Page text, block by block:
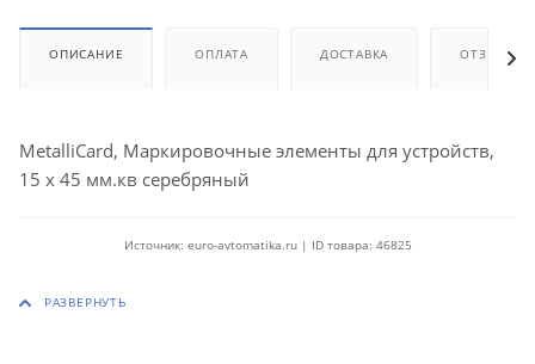
ОПИСАНИЕ ОПЛАТА ДОСТАВКА ОТЗЫВЫ
MetalliCard, Маркировочные элементы для устройств,
15 x 45 мм.кв серебряный
Источник: euro-avtomatika.ru | ID товара: 46825